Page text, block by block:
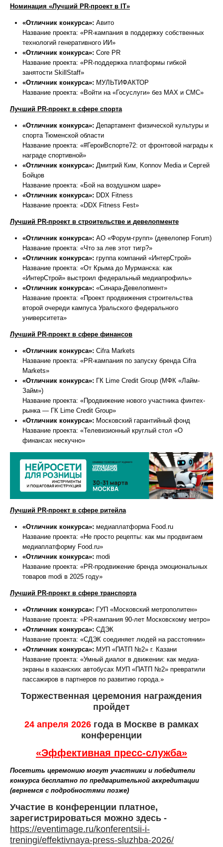
Номинация «Лучший PR-проект в IT»
«Отличник конкурса»: Авито
Название проекта: «PR-кампания в поддержку собственных
технологий генеративного ИИ»
«Отличник конкурса»: Core PR
Название проекта: «PR-поддержка платформы гибкой
занятости SkillStaff»
«Отличник конкурса»: МУЛЬТИФАКТОР
Название проекта: «Войти на «Госуслуги» без MAX и СМС»
Лучший PR-проект в сфере спорта
«Отличник конкурса»: Департамент физической культуры и
спорта Тюменской области
Название проекта: «#ГероиВспорте72: от фронтовой награды к
награде спортивной»
«Отличник конкурса»: Дмитрий Ким, Konnov Media и Сергей
Бойцов
Название проекта: «Бой на воздушном шаре»
«Отличник конкурса»: DDX Fitness
Название проекта: «DDX Fitness Fest»
Лучший PR-проект в строительстве и девелопменте
«Отличник конкурса»: АО «Форум-групп» (девелопер Forum)
Название проекта: «Что за лев этот тигр?»
«Отличник конкурса»: группа компаний «ИнтерСтрой»
Название проекта: «От Крыма до Мурманска: как
«ИнтерСтрой» выстроил федеральный медиапрофиль»
«Отличник конкурса»: «Синара-Девелопмент»
Название проекта: «Проект продвижения строительства
второй очереди кампуса Уральского федерального
университета»
Лучший PR-проект в сфере финансов
«Отличник конкурса»: Cifra Markets
Название проекта: «PR-кампания по запуску бренда Cifra
Markets»
«Отличник конкурса»: ГК Lime Credit Group (МФК «Лайм-
Займ»)
Название проекта: «Продвижение нового участника финтех-
рынка — ГК Lime Credit Group»
«Отличник конкурса»: Московский гарантийный фонд
Название проекта: «Телевизионный круглый стол «О
финансах нескучно»
Лучший PR-проект в сфере ритейла
«Отличник конкурса»: медиаплатформа Food.ru
Название проекта: «Не просто рецепты: как мы продвигаем
медиаплатформу Food.ru»
«Отличник конкурса»: modi
Название проекта: «PR-продвижение бренда эмоциональных
товаров modi в 2025 году»
Лучший PR-проект в сфере транспорта
«Отличник конкурса»: ГУП «Московский метрополитен»
Название проекта: «PR-кампания 90-лет Московскому метро»
«Отличник конкурса»: СДЭК
Название проекта: «СДЭК соединяет людей на расстоянии»
«Отличник конкурса»: МУП «ПАТП №2» г. Казани
Название проекта: «Умный диалог в движении: как медиа-
экраны в казанских автобусах МУП «ПАТП №2» превратили
пассажиров в партнеров по развитию города.»
Торжественная церемония награждения
пройдет
24 апреля 2026 года в Москве в рамках
конференции
«Эффективная пресс-служба»
Посетить церемонию могут участники и победители
конкурса бесплатно по предварительной аккредитации
(вернемся с подробностями позже)
Участие в конференции платное,
зарегистрироваться можно здесь -
https://eventimage.ru/konferentsii-i-
treningi/effektivnaya-press-sluzhba-2026/